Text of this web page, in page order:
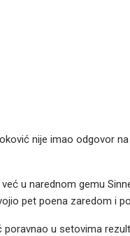
nije imao odgovor na
u narednom gemu
pet poena zaredom i
u setovima